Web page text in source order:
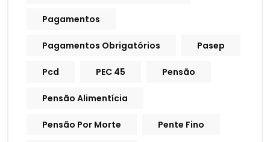
Pagamentos
Pagamentos Obrigatórios Pasep
Pcd PEC 45 Pensão
Pensão Alimentícia
Pensão Por Morte Pente Fino